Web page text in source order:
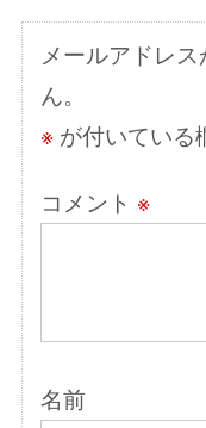
シ
ョ
ン
メールアドレ
ん。
※が付いている
コメント ※
名前